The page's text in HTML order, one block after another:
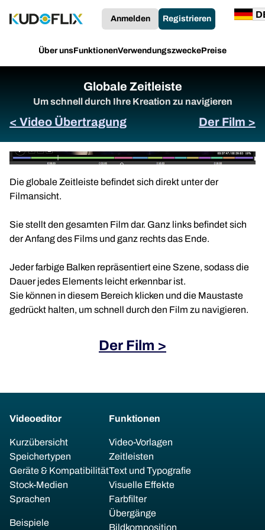
Über unsFunktionenVerwendungszweckePreise
Anmelden Registrieren
Globale Zeitleiste
Um schnell durch Ihre Kreation zu navigieren
< Video Übertragung Der Film >
Die globale Zeitleiste befindet sich direkt unter der
Filmansicht.
Sie stellt den gesamten Film dar. Ganz links befindet sich
der Anfang des Films und ganz rechts das Ende.
Jeder farbige Balken repräsentiert eine Szene, sodass die
Dauer jedes Elements leicht erkennbar ist.
Sie können in diesem Bereich klicken und die Maustaste
gedrückt halten, um schnell durch den Film zu navigieren.
Der Film >
Videoeditor
Kurzübersicht
Speichertypen
Geräte & Kompatibilität
Stock-Medien
Sprachen
Beispiele
Funktionen
Video-Vorlagen
Zeitleisten
Text und Typografie
Visuelle Effekte
Farbfilter
Übergänge
Bildkomposition